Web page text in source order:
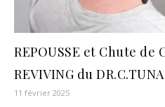
REPOUSSE et Chute de
REVIVING du
11 février 2025